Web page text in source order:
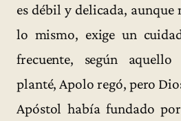
es débil y delicada, aunque
lo mismo, exige un
frecuente, según
planté, Apolo regó, pero
Apóstol había fundado